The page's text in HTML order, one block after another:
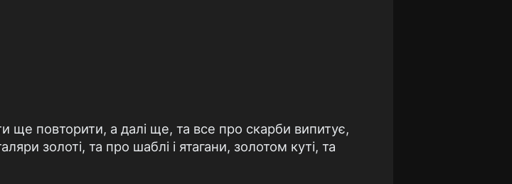
ще повторити, а далі ще, та все про скарби випитує,
золоті, та про шаблі і ятагани, золотом куті, та